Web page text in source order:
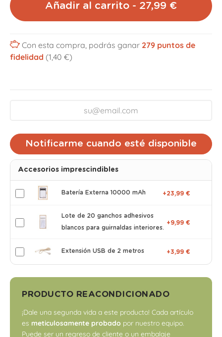
Añadir al carrito - 27,99 €
Con esta compra, podrás ganar 279puntos de
fidelidad (1,40 €)
Notificarme cuando esté disponible
Accesorios imprescindibles
Batería Externa 10000 mAh +23,99 €
Lote de 20 ganchos adhesivos
blancos para guirnaldas interiores.
+9,99 €
Extensión USB de 2 metros +3,99 €
PRODUCTO REACONDICIONADO
¡Dale una segunda vida a este producto! Cada artículo
es meticulosamente probado por nuestro equipo.
Puede ser un regreso de cliente o un embalaje